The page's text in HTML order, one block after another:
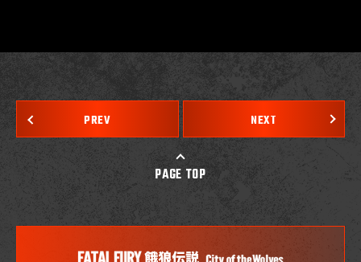
PREV NEXT
PAGE TOP